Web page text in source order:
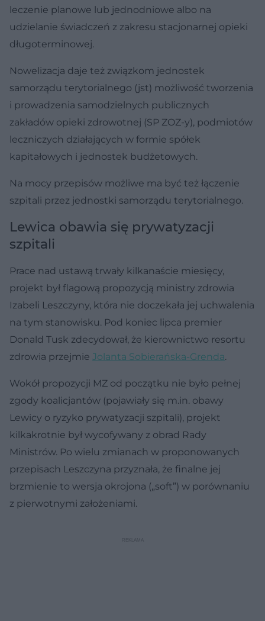
leczenie planowe lub jednodniowe albo na
udzielanie świadczeń z zakresu stacjonarnej opieki
długoterminowej.
Nowelizacja daje też związkom jednostek
samorządu terytorialnego (jst) możliwość tworzenia
i prowadzenia samodzielnych publicznych
zakładów opieki zdrowotnej (SP ZOZ-y), podmiotów
leczniczych działających w formie spółek
kapitałowych i jednostek budżetowych.
Na mocy przepisów możliwe ma być też łączenie
szpitali przez jednostki samorządu terytorialnego.
Lewica obawia się prywatyzacji
szpitali
Prace nad ustawą trwały kilkanaście miesięcy,
projekt był flagową propozycją ministry zdrowia
Izabeli Leszczyny, która nie doczekała jej uchwalenia
na tym stanowisku. Pod koniec lipca premier
Donald Tusk zdecydował, że kierownictwo resortu
zdrowia przejmie Jolanta Sobierańska-Grenda.
Wokół propozycji MZ od początku nie było pełnej
zgody koalicjantów (pojawiały się m.in. obawy
Lewicy o ryzyko prywatyzacji szpitali), projekt
kilkakrotnie był wycofywany z obrad Rady
Ministrów. Po wielu zmianach w proponowanych
przepisach Leszczyna przyznała, że finalne jej
brzmienie to wersja okrojona („soft”) w porównaniu
z pierwotnymi założeniami.